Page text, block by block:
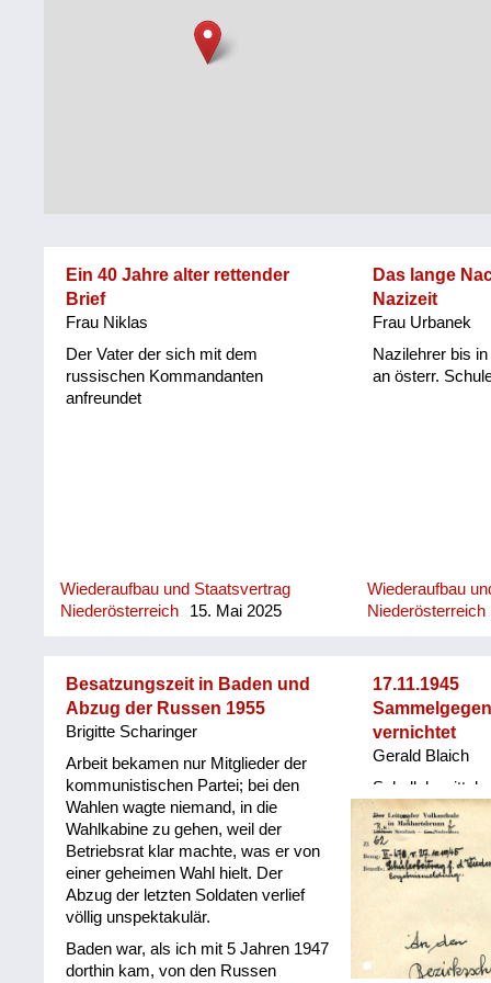
Steiermark
Tirol
Fluchtgeschichten
Staatsvertrag
sonstiges
Ein 40 Jahre alter rettender
Brief
Frau Niklas
Der Vater der sich mit dem
russischen Kommandanten
anfreundet
Wiederaufbau und Staatsvertrag
Niederösterreich
15. Mai 2025
Das lange
Nazizeit
Frau Urbanek
Nazilehrer bis
an österr.
Wiederaufbau
Niederösterreich
Besatzungszeit in Baden und
Abzug der Russen 1955
Brigitte Scharinger
Arbeit bekamen nur Mitglieder der
kommunistischen Partei; bei den
Wahlen wagte niemand, in die
Wahlkabine zu gehen, weil der
Betriebsrat klar machte, was er von
einer geheimen Wahl hielt. Der
Abzug der letzten Soldaten verlief
völlig unspektakulär.
Baden war, als ich mit 5 Jahren 1947
dorthin kam, von den Russen
17.11.1945
vernichtet
Gerald Blaich
Schullehrmittel